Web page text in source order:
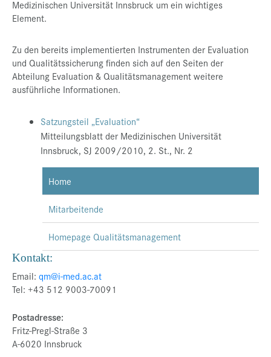
Medizinischen Universität Innsbruck um ein wichtiges
Element.
Zu den bereits implementierten Instrumenten der Evaluation
und Qualitätssicherung finden sich auf den Seiten der
Abteilung Evaluation & Qualitätsmanagement weitere
ausführliche Informationen.
Satzungsteil „Evaluation“
Mitteilungsblatt der Medizinischen Universität
Innsbruck, SJ 2009/2010, 2. St., Nr. 2
Home
Mitarbeitende
Homepage Qualitätsmanagement
Kontakt:
Email: qm@i-med.ac.at
Tel: +43 512 9003-70091
Postadresse:
Fritz-Pregl-Straße 3
A-6020 Innsbruck